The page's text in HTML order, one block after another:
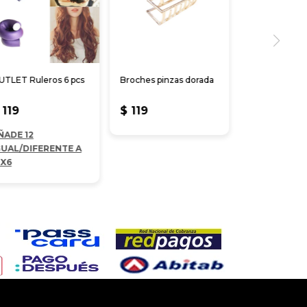
Ruleros 6 pcs
119
12
DIFERENTE A
Broches pinzas dorada
$ 119